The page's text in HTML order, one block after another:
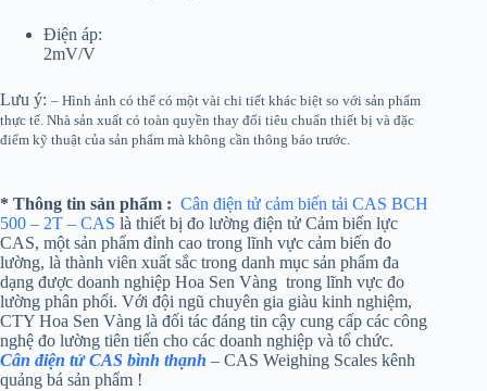
Điện áp:
2mV/V
Lưu ý: – Hình ảnh có thể có một vài chi tiết khác biệt so với sản phẩm
thực tế. Nhà sản xuất có toàn quyền thay đổi tiêu chuẩn thiết bị và đặc
điểm kỹ thuật của sản phẩm mà không cần thông báo trước.
* Thông tin sản phẩm : Cân điện tử cảm biến tải CAS BCH
500 – 2T – CAS là thiết bị đo lường điện tử Cảm biến lực
CAS, một sản phẩm đỉnh cao trong lĩnh vực cảm biến đo
lường, là thành viên xuất sắc trong danh mục sản phẩm đa
dạng được doanh nghiệp Hoa Sen Vàng trong lĩnh vực đo
lường phân phối. Với đội ngũ chuyên gia giàu kinh nghiệm,
CTY Hoa Sen Vàng là đối tác đáng tin cậy cung cấp các công
nghệ đo lường tiên tiến cho các doanh nghiệp và tổ chức.
Cân điện tử CAS bình thạnh – CAS Weighing Scales kênh
quảng bá sản phẩm !